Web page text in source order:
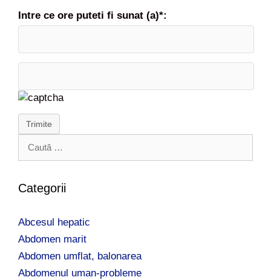
Intre ce ore puteti fi sunat (a)*:
Trimite
t
u
p
ă
:
Categorii
Abcesul hepatic
Abdomen marit
Abdomen umflat, balonarea
Abdomenul uman-probleme